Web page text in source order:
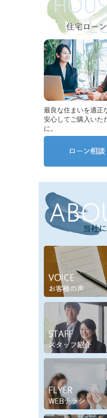
最良な住まいを適正
安心してご購入いた
に。